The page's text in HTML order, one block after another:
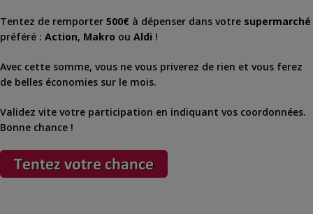
Tentez de remporter 500€ à dépenser dans votre supermarché
préféré : Action, Makro ou Aldi !
Avec cette somme, vous ne vous priverez de rien et vous ferez
de belles économies sur le mois.
Validez vite votre participation en indiquant vos coordonnées.
Bonne chance !